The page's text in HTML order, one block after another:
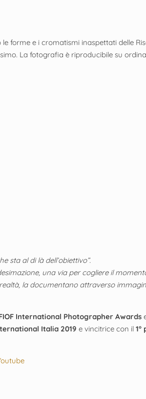
forme e i cromatismi inaspettati delle
La fotografia è riproducibile su
sta al di là dell’obiettivo”.
una via per cogliere il
la documentano attraverso
International Photographer Awards
Italia 2019 e vincitrice con il1°